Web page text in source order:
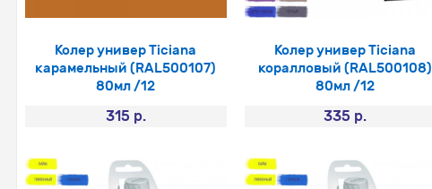
Колер универ Ticiana
карамельный (RAL500107)
80мл /12
315 р.
Колер универ Ticiana
коралловый (RAL500108)
80мл /12
335 р.